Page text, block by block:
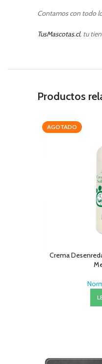
Contamos con todo
TusMascotas.cl, tu
Productos
AGOTADO
Crema